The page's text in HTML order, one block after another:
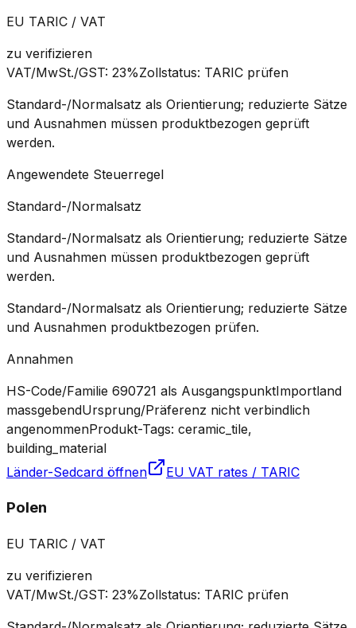
EU TARIC / VAT
zu verifizieren
VAT/MwSt./GST: 23%Zollstatus: TARIC prüfen
Standard-/Normalsatz als Orientierung; reduzierte Sätze
und Ausnahmen müssen produktbezogen geprüft
werden.
Angewendete Steuerregel
Standard-/Normalsatz
Standard-/Normalsatz als Orientierung; reduzierte Sätze
und Ausnahmen müssen produktbezogen geprüft
werden.
Standard-/Normalsatz als Orientierung; reduzierte Sätze
und Ausnahmen produktbezogen prüfen.
Annahmen
HS-Code/Familie 690721 als AusgangspunktImportland
massgebendUrsprung/Präferenz nicht verbindlich
angenommenProdukt-Tags: ceramic_tile,
building_material
Länder-Sedcard öffnen
EU VAT rates / TARIC
Polen
EU TARIC / VAT
zu verifizieren
VAT/MwSt./GST: 23%Zollstatus: TARIC prüfen